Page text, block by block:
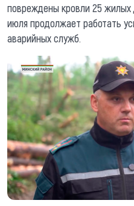
повреждены кровли 25
июля продолжает работать
аварийных служб.